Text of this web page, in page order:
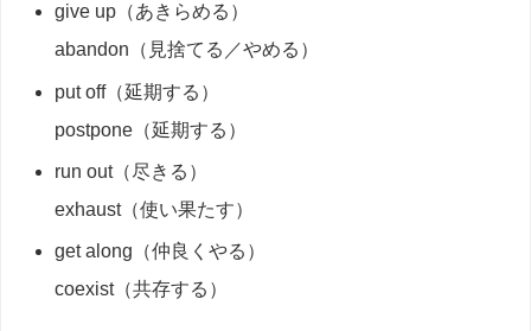
give up（あきらめる）
abandon（見捨てる／やめる）
put off（延期する）
postpone（延期する）
run out（尽きる）
exhaust（使い果たす）
get along（仲良くやる）
coexist（共存する）